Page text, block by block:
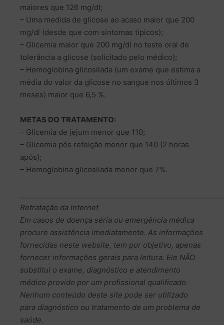
maiores que 126 mg/dl;
– Uma medida de glicose ao acaso maior que 200
mg/dl (desde que com sintomas típicos);
– Glicemia maior que 200 mg/dl no teste oral de
tolerância a glicose (solicitado pelo médico);
– Hemoglobina glicosilada (um exame que estima a
média do valor da glicose no sangue nos últimos 3
meses) maior que 6,5 %.
METAS DO TRATAMENTO:
– Glicemia de jejum menor que 110;
– Glicemia pós refeição menor que 140 (2 horas
após);
– Hemoglobina glicosilada menor que 7%.
Retratação da Internet
Em casos de doença séria ou emergência médica
procure assistência imediatamente. As informações
fornecidas neste website, tem por objetivo, apenas
fornecer informações gerais para leitura. Ele NÃO
substitui o exame, diagnóstico e atendimento
médico provido por um profissional qualificado.
Nenhum conteúdo deste site pode ser utilizado
para diagnóstico ou tratamento de um problema de
saúde.